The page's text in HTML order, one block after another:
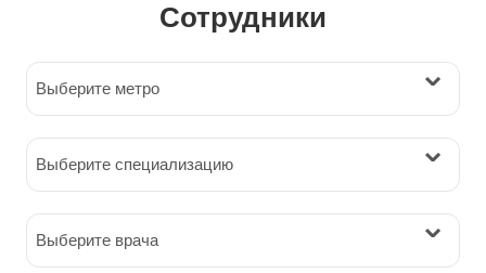
Сотрудники
Выберите метро
Выберите специализацию
Выберите врача